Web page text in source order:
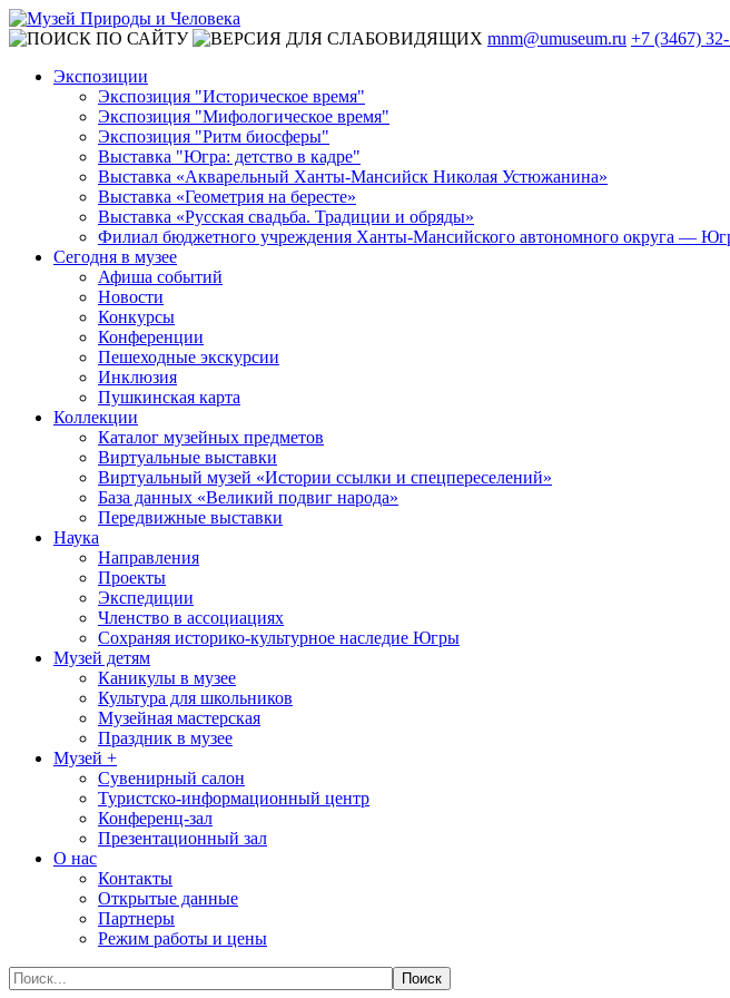
mnm@umuseum.ru +7 (3467)
Экспозиции
Экспозиция "Историческое время"
Экспозиция "Мифологическое время"
Экспозиция "Ритм биосферы"
Выставка "Югра: детство в кадре"
Выставка «Акварельный Ханты-Мансийск Николая Устюжанина»
Выставка «Геометрия на бересте»
Выставка «Русская свадьба. Традиции и обряды»
Филиал бюджетного учреждения Ханты-Мансийского автономного округа —
Сегодня в музее
Афиша событий
Новости
Конкурсы
Конференции
Пешеходные экскурсии
Инклюзия
Пушкинская карта
Коллекции
Каталог музейных предметов
Виртуальные выставки
Виртуальный музей «Истории ссылки и спецпереселений»
База данных «Великий подвиг народа»
Передвижные выставки
Наука
Направления
Проекты
Экспедиции
Членство в ассоциациях
Сохраняя историко-культурное наследие Югры
Музей детям
Каникулы в музее
Культура для школьников
Музейная мастерская
Праздник в музее
Музей +
Сувенирный салон
Туристско-информационный центр
Конференц-зал
Презентационный зал
О нас
Контакты
Открытые данные
Партнеры
Режим работы и цены